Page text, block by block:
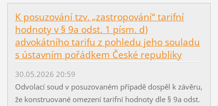
K posuzování tzv. „zastropování“ tarifní
hodnoty v § 9a odst. 1 písm. d)
advokátního tarifu z pohledu jeho souladu
s ústavním pořádkem České republiky
30.05.2026 20:59
Odvolací soud v posuzovaném případě dospěl k závěru,
že konstruované omezení tarifní hodnoty dle § 9a odst.